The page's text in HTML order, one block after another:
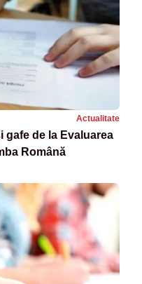
Actualitate
gafe de la Evaluarea
Română